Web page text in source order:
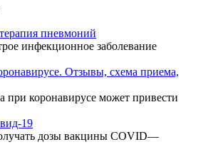
пневмоний
инфекционное заболевание
Отзывы, схема приема,
при коронавирусе может привести
19
дозы вакцины COVID—